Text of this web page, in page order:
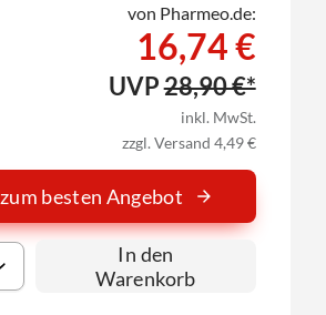
von Pharmeo.de:
16,74 €
UVP28,90 €*
inkl. MwSt.
zzgl. Versand 4,49 €
zum besten Angebot
In den
Warenkorb